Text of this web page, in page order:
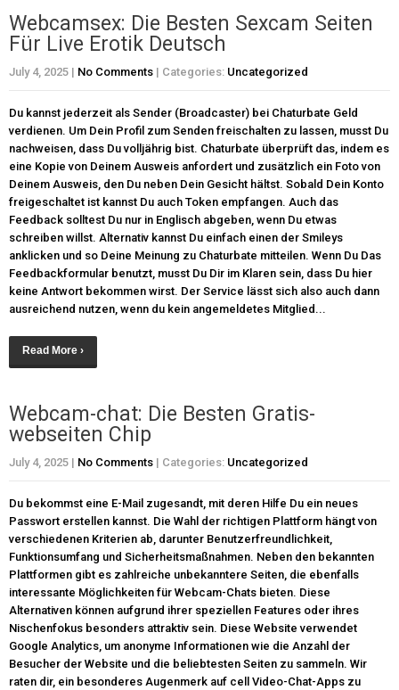
Webcamsex: Die Besten Sexcam Seiten
Für Live Erotik Deutsch
July 4, 2025 | No Comments | Categories: Uncategorized
Du kannst jederzeit als Sender (Broadcaster) bei Chaturbate Geld
verdienen. Um Dein Profil zum Senden freischalten zu lassen, musst Du
nachweisen, dass Du volljährig bist. Chaturbate überprüft das, indem es
eine Kopie von Deinem Ausweis anfordert und zusätzlich ein Foto von
Deinem Ausweis, den Du neben Dein Gesicht hältst. Sobald Dein Konto
freigeschaltet ist kannst Du auch Token empfangen. Auch das
Feedback solltest Du nur in Englisch abgeben, wenn Du etwas
schreiben willst. Alternativ kannst Du einfach einen der Smileys
anklicken und so Deine Meinung zu Chaturbate mitteilen. Wenn Du Das
Feedbackformular benutzt, musst Du Dir im Klaren sein, dass Du hier
keine Antwort bekommen wirst. Der Service lässt sich also auch dann
ausreichend nutzen, wenn du kein angemeldetes Mitglied...
Read More ›
Webcam-chat: Die Besten Gratis-
webseiten Chip
July 4, 2025 | No Comments | Categories: Uncategorized
Du bekommst eine E-Mail zugesandt, mit deren Hilfe Du ein neues
Passwort erstellen kannst. Die Wahl der richtigen Plattform hängt von
verschiedenen Kriterien ab, darunter Benutzerfreundlichkeit,
Funktionsumfang und Sicherheitsmaßnahmen. Neben den bekannten
Plattformen gibt es zahlreiche unbekanntere Seiten, die ebenfalls
interessante Möglichkeiten für Webcam-Chats bieten. Diese
Alternativen können aufgrund ihrer speziellen Features oder ihres
Nischenfokus besonders attraktiv sein. Diese Website verwendet
Google Analytics, um anonyme Informationen wie die Anzahl der
Besucher der Website und die beliebtesten Seiten zu sammeln. Wir
raten dir, ein besonderes Augenmerk auf cell Video-Chat-Apps zu